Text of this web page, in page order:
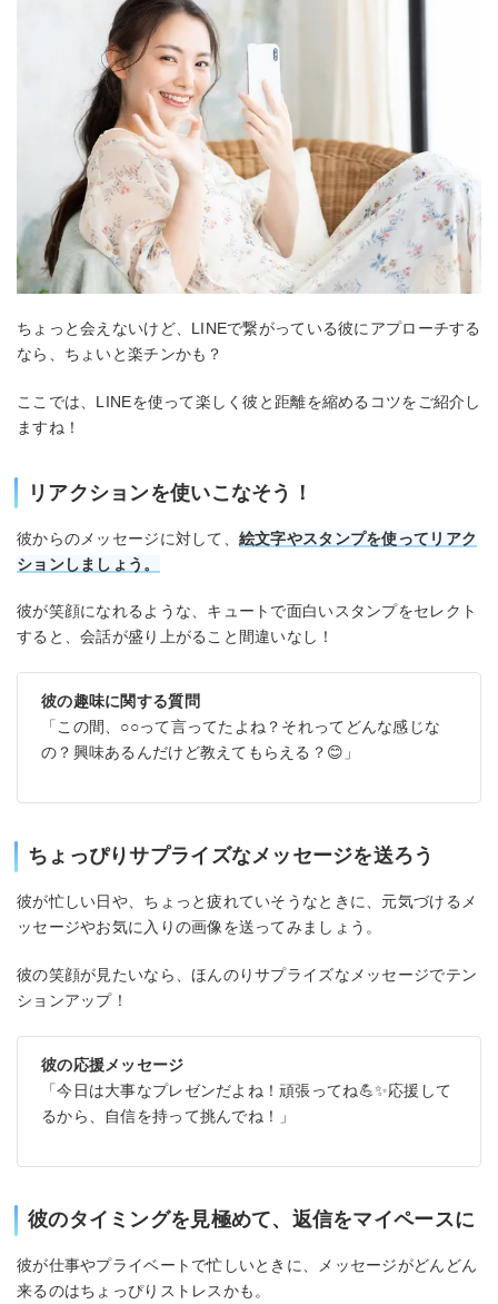
ちょっと会えないけど、LINEで繋がっている彼にアプローチする
なら、ちょいと楽チンかも？
ここでは、LINEを使って楽しく彼と距離を縮めるコツをご紹介し
ますね！
リアクションを使いこなそう！
彼からのメッセージに対して、 絵文字やスタンプを使ってリアク
ションしましょう。
彼が笑顔になれるような、キュートで面白いスタンプをセレクト
すると、会話が盛り上がること間違いなし！
彼の趣味に関する質問
「この間、○○って言ってたよね？それってどんな感じな
の？興味あるんだけど教えてもらえる？😊」
ちょっぴりサプライズなメッセージを送ろう
彼が忙しい日や、ちょっと疲れていそうなときに、元気づけるメ
ッセージやお気に入りの画像を送ってみましょう。
彼の笑顔が見たいなら、ほんのりサプライズなメッセージでテン
ションアップ！
彼の応援メッセージ
「今日は大事なプレゼンだよね！頑張ってね💪✨応援して
るから、自信を持って挑んでね！」
彼のタイミングを見極めて、返信をマイペースに
彼が仕事やプライベートで忙しいときに、メッセージがどんどん
来るのはちょっぴりストレスかも。